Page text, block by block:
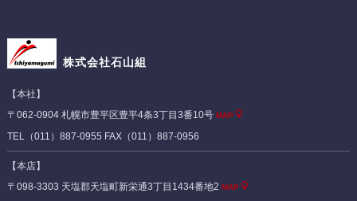
株式会社石山組
【本社】
〒062-0904 札幌市豊平区豊平4条3丁目3番10号 MAP
TEL（011）887-0955 FAX（011）887-0956
【本店】
〒098-3303 天塩郡天塩町新栄通3丁目1434番地2 MAP